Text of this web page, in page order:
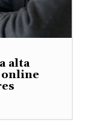
alta
online